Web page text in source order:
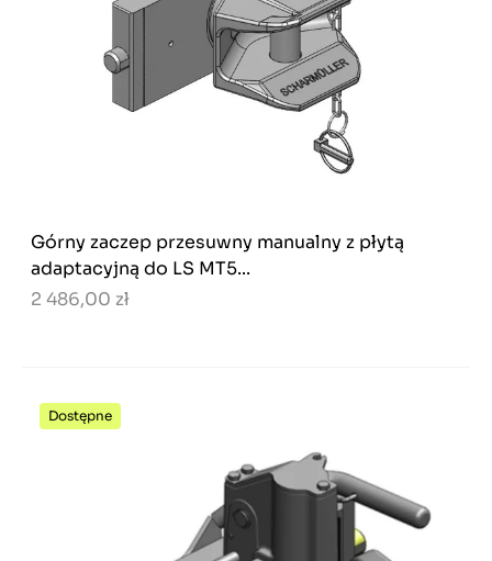
Górny zaczep przesuwny manualny z płytą
adaptacyjną do LS MT5...
2 486,00 zł
Dostępne